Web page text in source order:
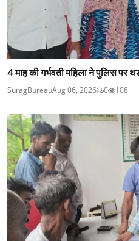
4 माह की गर्भवती महिला ने पुलिस पर
SuragBureauAug 06, 2026 0 108